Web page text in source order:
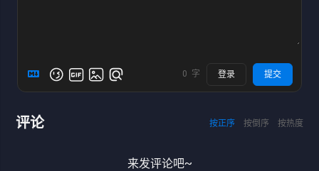
0 字 登录 提交
评论 按正序 按倒序 按热度
来发评论吧~